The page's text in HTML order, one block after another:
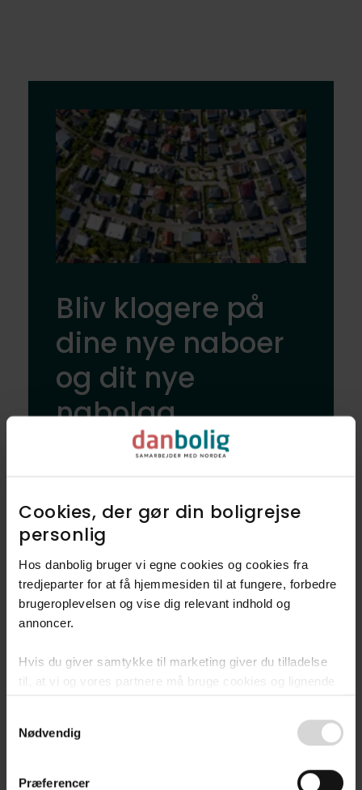
Cookies, der gør din boligrejse
personlig​
Hos danbolig bruger vi egne cookies og cookies fra
tredjeparter for at få hjemmesiden til at fungere, forbedre
brugeroplevelsen og vise dig relevant indhold og
annoncer.​
Hvis du giver samtykke til marketing giver du tilladelse
til, at vi og vores partnere må bruge cookies og lignende
danbolig.dk. Vi kan kombinere disse oplysninger med
andre data og anvende dem til målrettet markedsføring til
Selection
Nødvendig
Præferencer
Bliv klogere på
dine nye naboer
og dit nye
nabolag
Udforsk vores finmaskede data, og
kendetegner Tårnby.
Dyk ned i Tårnby
Fandt du ikke
Bliv en del af vores